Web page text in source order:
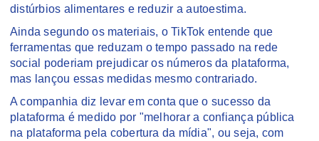
distúrbios alimentares e reduzir a autoestima.
Ainda segundo os materiais, o TikTok entende que
ferramentas que reduzam o tempo passado na rede
social poderiam prejudicar os números da plataforma,
mas lançou essas medidas mesmo contrariado.
A companhia diz levar em conta que o sucesso da
plataforma é medido por "melhorar a confiança pública
na plataforma pela cobertura da mídia", ou seja, com